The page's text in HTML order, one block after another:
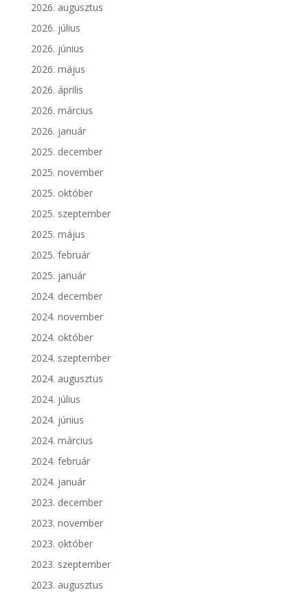
2026. augusztus
2026. július
2026. június
2026. május
2026. április
2026. március
2026. január
2025. december
2025. november
2025. október
2025. szeptember
2025. május
2025. február
2025. január
2024. december
2024. november
2024. október
2024. szeptember
2024. augusztus
2024. július
2024. június
2024. március
2024. február
2024. január
2023. december
2023. november
2023. október
2023. szeptember
2023. augusztus